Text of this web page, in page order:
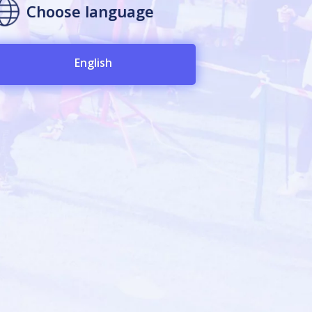
Choose language
English